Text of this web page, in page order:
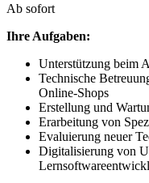
Ab sofort
Ihre Aufgaben:
Unterstützung beim
Technische
Online-Shops
Erstellung und
Erarbeitung von
Evaluierung neuer
Digitalisierung von